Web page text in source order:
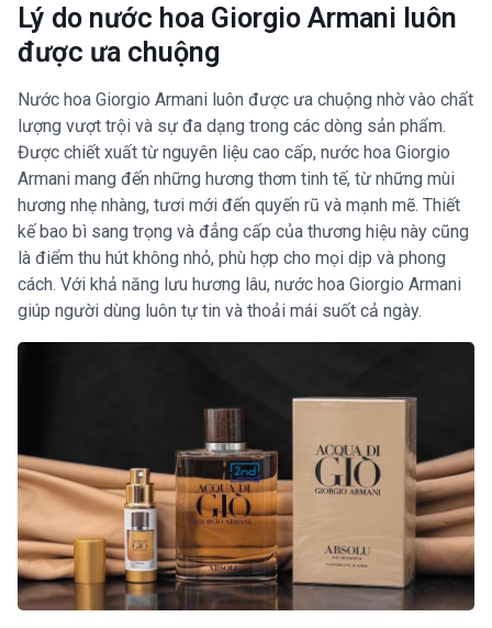
Lý do nước hoa Giorgio Armani luôn
được ưa chuộng
Nước hoa Giorgio Armani luôn được ưa chuộng nhờ vào chất
lượng vượt trội và sự đa dạng trong các dòng sản phẩm.
Được chiết xuất từ nguyên liệu cao cấp, nước hoa Giorgio
Armani mang đến những hương thơm tinh tế, từ những mùi
hương nhẹ nhàng, tươi mới đến quyến rũ và mạnh mẽ. Thiết
kế bao bì sang trọng và đẳng cấp của thương hiệu này cũng
là điểm thu hút không nhỏ, phù hợp cho mọi dịp và phong
cách. Với khả năng lưu hương lâu, nước hoa Giorgio Armani
giúp người dùng luôn tự tin và thoải mái suốt cả ngày.